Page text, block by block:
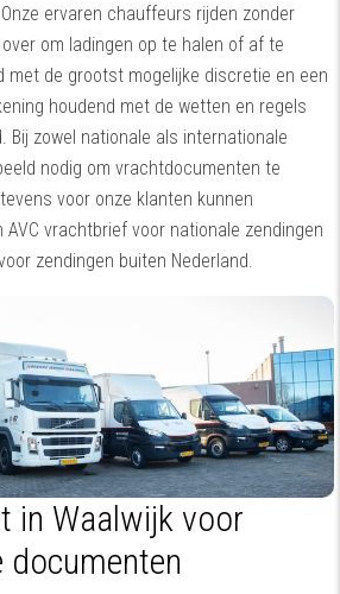
ervaren chauffeurs rijden zonder
om ladingen op te halen of af te
met de grootst mogelijke discretie en een
houdend met de wetten en regels
Bij zowel nationale als internationale
nodig om vrachtdocumenten te
voor onze klanten kunnen
AVC vrachtbrief voor nationale zendingen
zendingen buiten Nederland.
in Waalwijk voor